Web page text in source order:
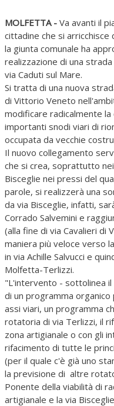
MOLFETTA - Va avanti il
cittadine che si
la giunta comunale ha
realizzazione di una
via Caduti sul Mare.
Si tratta di una nuova
di Vittorio Veneto
modificare radicalmente
importanti snodi viari di
occupata da vecchie
Il nuovo collegamento
che si crea, soprattutto
Bisceglie nei pressi del
parole, si realizzerà una
da via Bisceglie, infatti,
Corrado Salvemini e
(alla fine di via Cavalieri di
maniera più veloce verso
in via Achille Salvucci e
Molfetta-Terlizzi.
"L'intervento - sottolinea il
di un programma
assi viari, un programma
rotatoria di via Terlizzi, il
zona artigianale o con gli
rifacimento di tutte le
(per il quale c'è già uno
la previsione di altre
Ponente della viabilità di
artigianale e la via